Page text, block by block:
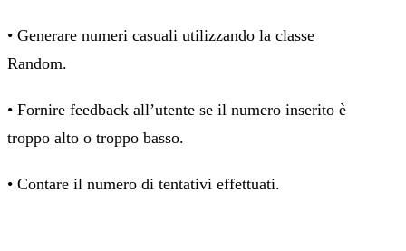
• Generare numeri casuali utilizzando la classe
Random.
• Fornire feedback all’utente se il numero inserito è
troppo alto o troppo basso.
• Contare il numero di tentativi effettuati.